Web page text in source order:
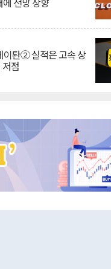
이퇀② 실적은 고속 상
점